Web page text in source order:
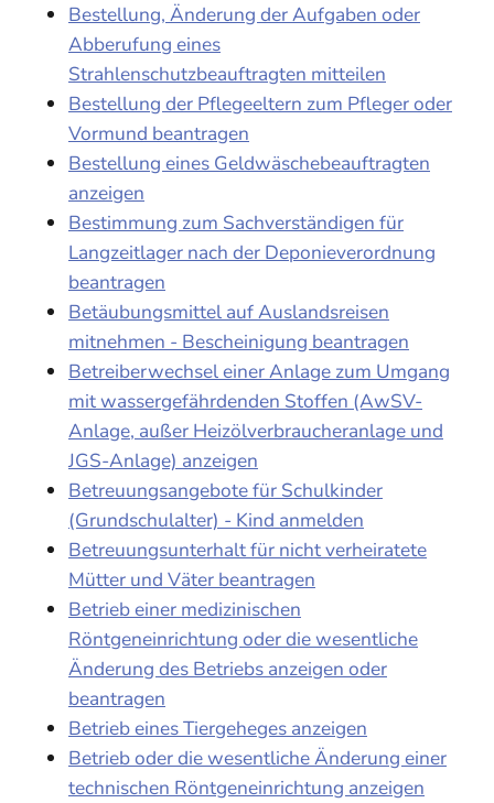
Bestellung, Änderung der Aufgaben oder
Abberufung eines
Strahlenschutzbeauftragten mitteilen
Bestellung der Pflegeeltern zum Pfleger oder
Vormund beantragen
Bestellung eines Geldwäschebeauftragten
anzeigen
Bestimmung zum Sachverständigen für
Langzeitlager nach der Deponieverordnung
beantragen
Betäubungsmittel auf Auslandsreisen
mitnehmen - Bescheinigung beantragen
Betreiberwechsel einer Anlage zum Umgang
mit wassergefährdenden Stoffen (AwSV-
Anlage, außer Heizölverbraucheranlage und
JGS-Anlage) anzeigen
Betreuungsangebote für Schulkinder
(Grundschulalter) - Kind anmelden
Betreuungsunterhalt für nicht verheiratete
Mütter und Väter beantragen
Betrieb einer medizinischen
Röntgeneinrichtung oder die wesentliche
Änderung des Betriebs anzeigen oder
beantragen
Betrieb eines Tiergeheges anzeigen
Betrieb oder die wesentliche Änderung einer
technischen Röntgeneinrichtung anzeigen